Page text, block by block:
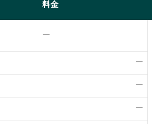
料金
ー
ー
ー
ー